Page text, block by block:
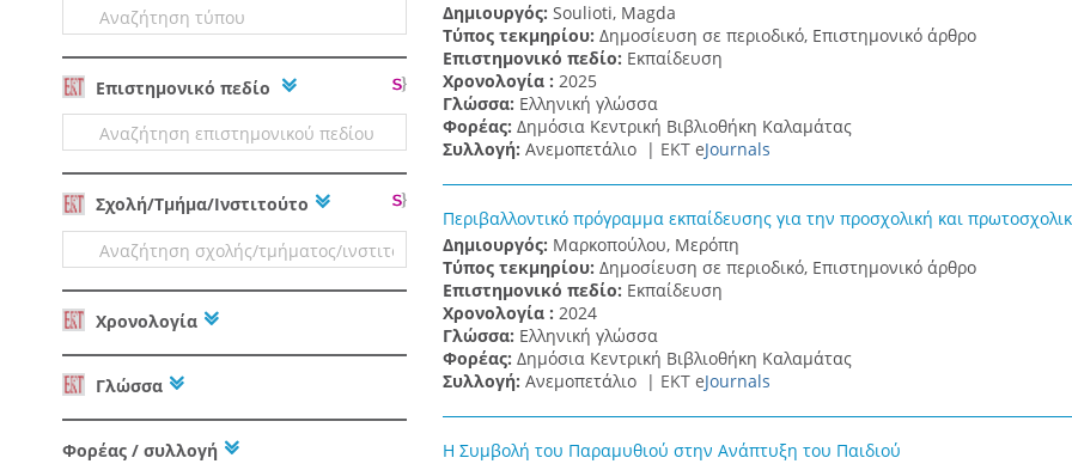
Επιστημονικό πεδίο
Σχολή/Τμήμα/Ινστιτούτο
Χρονολογία
Γλώσσα
Φορέας / συλλογή
Δημιουργός: Soulioti, Magda
Τύπος τεκμηρίου: Δημοσίευση σε περιοδικό, Επιστημονικό άρθρο
Επιστημονικό πεδίο: Εκπαίδευση
Χρονολογία : 2025
Γλώσσα: Ελληνική γλώσσα
Φορέας: Δημόσια Κεντρική Βιβλιοθήκη Καλαμάτας
Συλλογή: Ανεμοπετάλιο | ΕΚΤ eJournals
Περιβαλλοντικό πρόγραμμα εκπαίδευσης για την προσχολική και
Δημιουργός: Μαρκοπούλου, Μερόπη
Τύπος τεκμηρίου: Δημοσίευση σε περιοδικό, Επιστημονικό άρθρο
Επιστημονικό πεδίο: Εκπαίδευση
Χρονολογία : 2024
Γλώσσα: Ελληνική γλώσσα
Φορέας: Δημόσια Κεντρική Βιβλιοθήκη Καλαμάτας
Συλλογή: Ανεμοπετάλιο | ΕΚΤ eJournals
Η Συμβολή του Παραμυθιού στην Ανάπτυξη του Παιδιού